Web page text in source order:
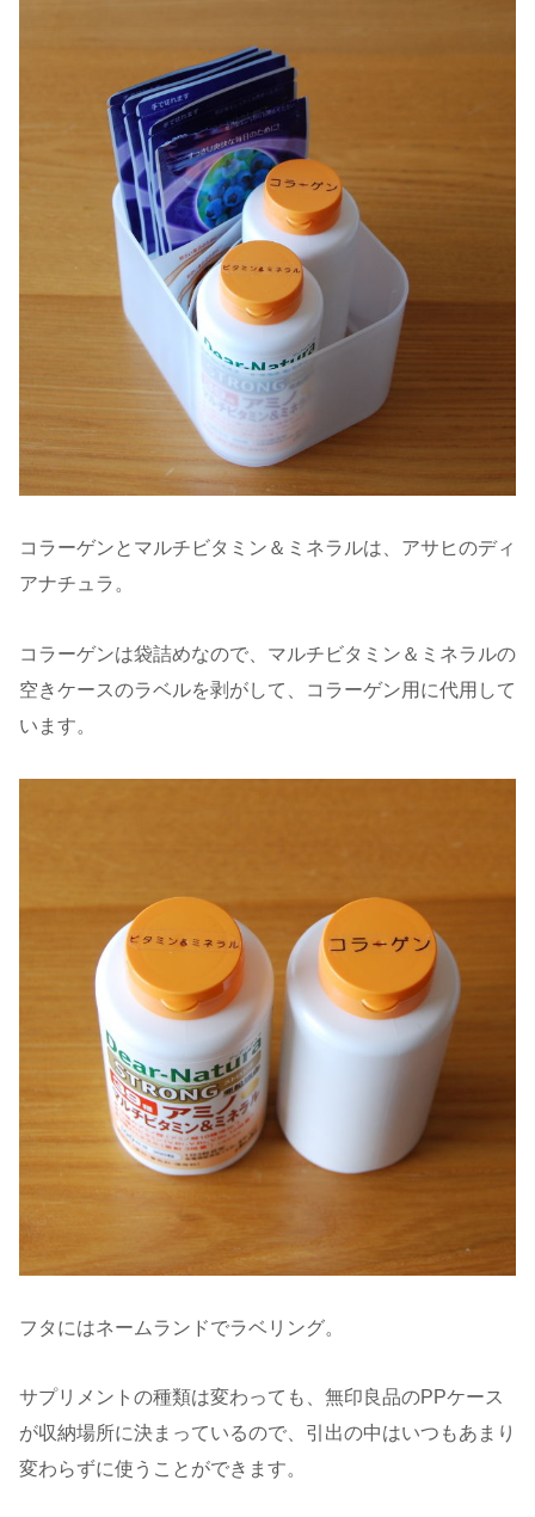
コラーゲンとマルチビタミン＆ミネラルは、アサヒのディ
アナチュラ。
コラーゲンは袋詰めなので、マルチビタミン＆ミネラルの
空きケースのラベルを剥がして、コラーゲン用に代用して
います。
フタにはネームランドでラベリング。
サプリメントの種類は変わっても、無印良品のPPケース
が収納場所に決まっているので、引出の中はいつもあまり
変わらずに使うことができます。